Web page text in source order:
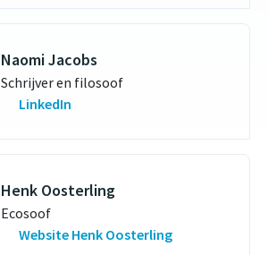
Naomi Jacobs
Schrijver en filosoof
LinkedIn
Henk Oosterling
Ecosoof
Website Henk Oosterling